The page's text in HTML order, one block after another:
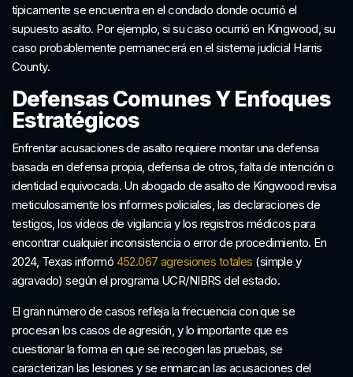
típicamente se encuentra en el condado donde ocurrió el
supuesto asalto. Por ejemplo, si su caso ocurrió en Kingwood, su
caso probablemente permanecerá en el sistema judicial Harris
County.
Defensas Comunes Y Enfoques
Estratégicos
Enfrentar acusaciones de asalto requiere montar una defensa
basada en defensa propia, defensa de otros, falta de intención o
identidad equivocada. Un abogado de asalto de Kingwood revisa
meticulosamente los informes policiales, las declaraciones de
testigos, los videos de vigilancia y los registros médicos para
encontrar cualquier inconsistencia o error de procedimiento. En
2024, Texas informó 452.067 agresiones totales (simple y
agravado) según el programa UCR/NIBRS del estado.
El gran número de casos refleja la frecuencia con que se
procesan los casos de agresión, y lo importante que es
cuestionar la forma en que se recogen las pruebas, se
caracterizan las lesiones y se enmarcan las acusaciones del